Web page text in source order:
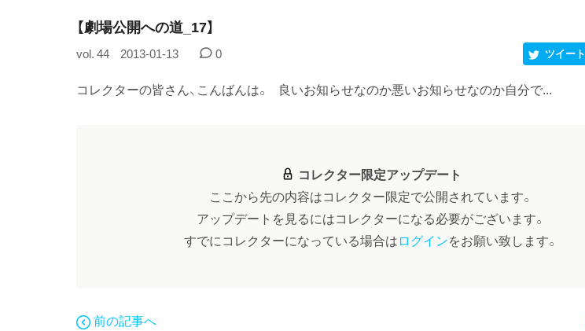
【劇場公開への道_17】
vol. 44 2013-01-13 0 ツイート
コレクターの皆さん、こんばんは。 良いお知らせなのか悪いお知らせなのか自分で...
コレクター限定アップデート
ここから先の内容はコレクター限定で公開されています。
アップデートを見るにはコレクターになる必要がございます。
すでにコレクターになっている場合はログインをお願い致します。
前の記事へ